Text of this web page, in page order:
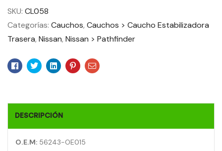
SKU: CL058
Categorías: Cauchos, Cauchos > Caucho Estabilizadora
Trasera, Nissan, Nissan > Pathfinder
Facebook
TwitterLinkedinPinterest
Email
DESCRIPCIÓN
O.E.M: 56243-OE015